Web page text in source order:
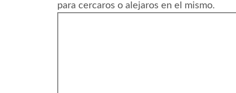
para cercaros o alejaros en el mismo.